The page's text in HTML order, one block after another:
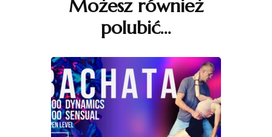
Możesz również
polubić…